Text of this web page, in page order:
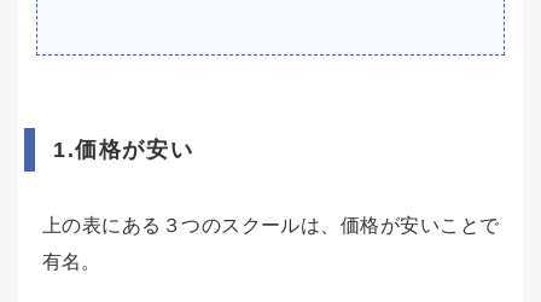
1.価格が安い
上の表にある３つのスクールは、価格が安いことで
有名。